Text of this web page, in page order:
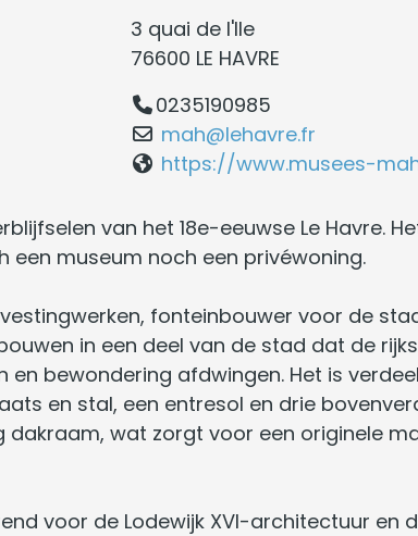
3 quai de l'Ile
76600 LE HAVRE
0235190985
mah@lehavre.fr
https://www.musees-
van het 18e-eeuwse Le Havre.
een museum noch een privéwoning.
fonteinbouwer voor de
in een deel van de stad dat de
bewondering afdwingen. Het is
en stal, een entresol en drie
wat zorgt voor een originele
voor de Lodewijk XVI-architectuur en